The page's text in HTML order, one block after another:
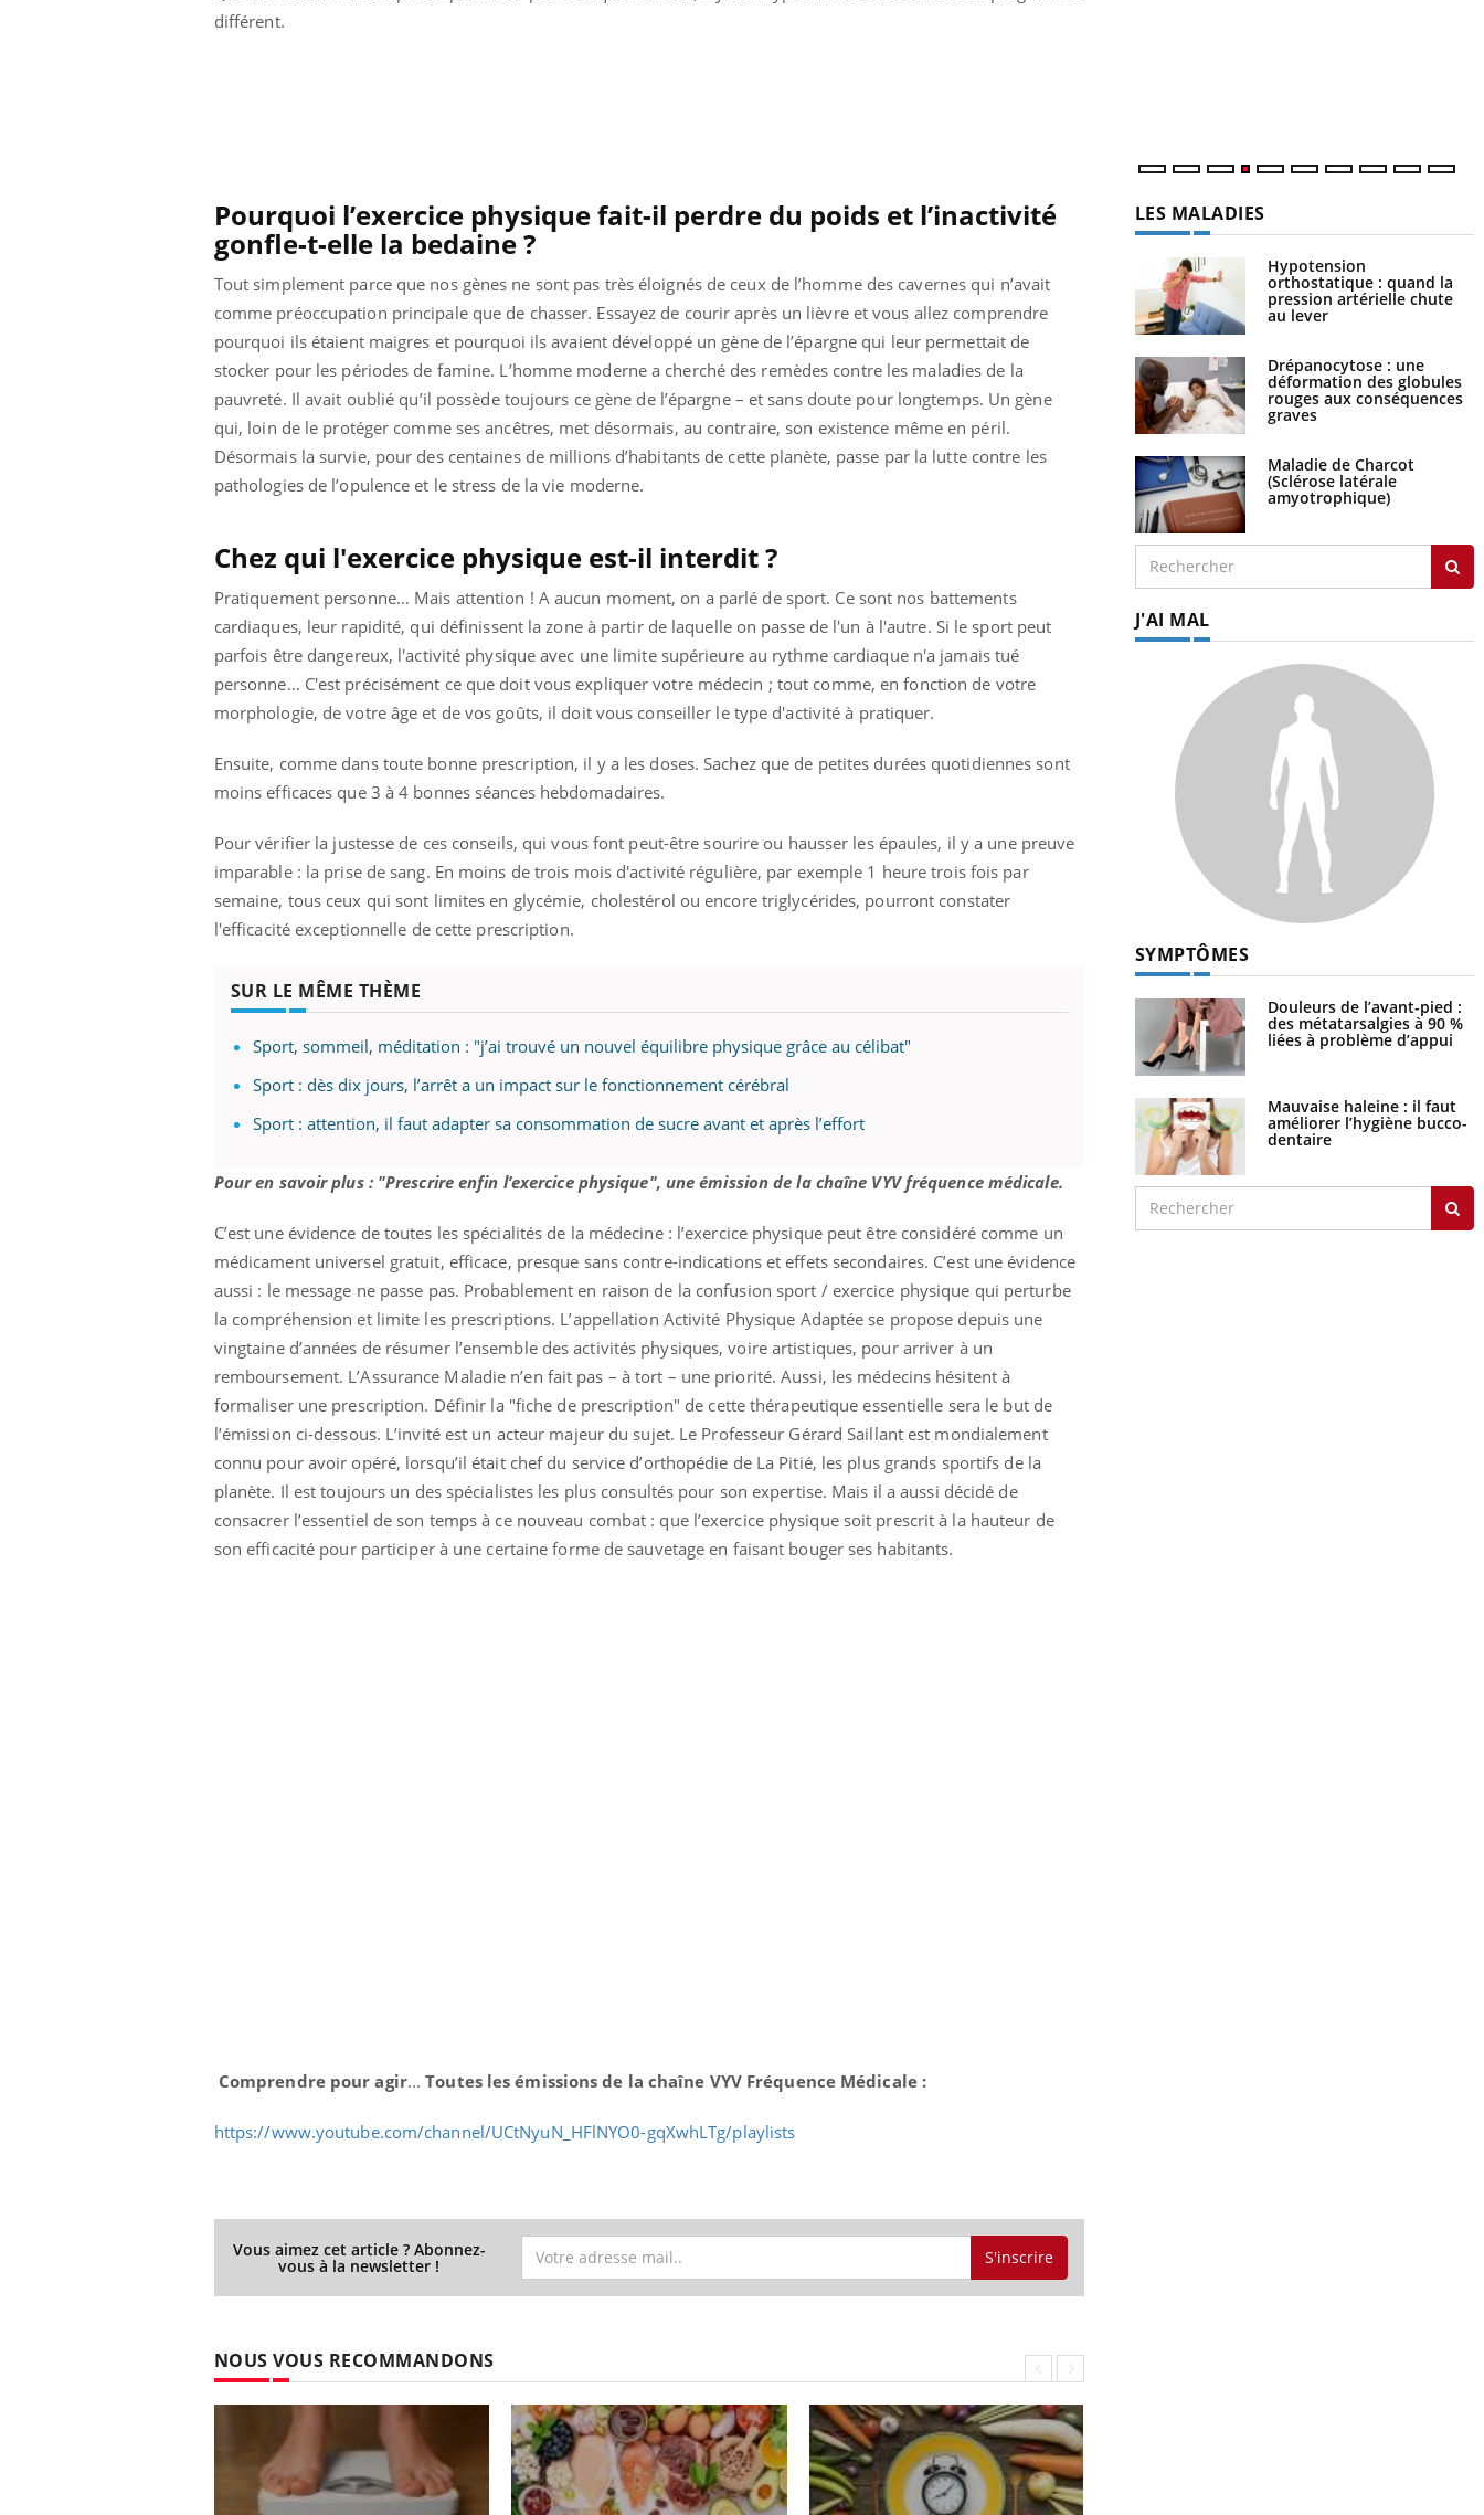
différent.
Pourquoi l’exercice physique fait-il perdre du poids et l’inactivité
gonfle-t-elle la bedaine ?
Tout simplement parce que nos gènes ne sont pas très éloignés de ceux de l’homme des cavernes qui n’avait
comme préoccupation principale que de chasser. Essayez de courir après un lièvre et vous allez comprendre
pourquoi ils étaient maigres et pourquoi ils avaient développé un gène de l’épargne qui leur permettait de
stocker pour les périodes de famine. L’homme moderne a cherché des remèdes contre les maladies de la
pauvreté. Il avait oublié qu’il possède toujours ce gène de l’épargne – et sans doute pour longtemps. Un gène
qui, loin de le protéger comme ses ancêtres, met désormais, au contraire, son existence même en péril.
Désormais la survie, pour des centaines de millions d’habitants de cette planète, passe par la lutte contre les
pathologies de l’opulence et le stress de la vie moderne.
Chez qui l'exercice physique est-il interdit ?
Pratiquement personne… Mais attention ! A aucun moment, on a parlé de sport. Ce sont nos battements
cardiaques, leur rapidité, qui définissent la zone à partir de laquelle on passe de l'un à l'autre. Si le sport peut
parfois être dangereux, l'activité physique avec une limite supérieure au rythme cardiaque n'a jamais tué
personne… C'est précisément ce que doit vous expliquer votre médecin ; tout comme, en fonction de votre
morphologie, de votre âge et de vos goûts, il doit vous conseiller le type d'activité à pratiquer.
Ensuite, comme dans toute bonne prescription, il y a les doses. Sachez que de petites durées quotidiennes sont
moins efficaces que 3 à 4 bonnes séances hebdomadaires.
Pour vérifier la justesse de ces conseils, qui vous font peut-être sourire ou hausser les épaules, il y a une preuve
imparable : la prise de sang. En moins de trois mois d'activité régulière, par exemple 1 heure trois fois par
semaine, tous ceux qui sont limites en glycémie, cholestérol ou encore triglycérides, pourront constater
l'efficacité exceptionnelle de cette prescription.
SUR LE MÊME THÈME
Sport, sommeil, méditation : "j’ai trouvé un nouvel équilibre physique grâce au célibat"
Sport : dès dix jours, l’arrêt a un impact sur le fonctionnement cérébral
Sport : attention, il faut adapter sa consommation de sucre avant et après l’effort
Pour en savoir plus : "Prescrire enfin l’exercice physique", une émission de la chaîne VYV fréquence médicale.
C’est une évidence de toutes les spécialités de la médecine : l’exercice physique peut être considéré comme un
médicament universel gratuit, efficace, presque sans contre-indications et effets secondaires. C’est une évidence
aussi : le message ne passe pas. Probablement en raison de la confusion sport / exercice physique qui perturbe
la compréhension et limite les prescriptions. L’appellation Activité Physique Adaptée se propose depuis une
vingtaine d’années de résumer l’ensemble des activités physiques, voire artistiques, pour arriver à un
remboursement. L’Assurance Maladie n’en fait pas – à tort – une priorité. Aussi, les médecins hésitent à
formaliser une prescription. Définir la "fiche de prescription" de cette thérapeutique essentielle sera le but de
l’émission ci-dessous. L’invité est un acteur majeur du sujet. Le Professeur Gérard Saillant est mondialement
connu pour avoir opéré, lorsqu’il était chef du service d’orthopédie de La Pitié, les plus grands sportifs de la
planète. Il est toujours un des spécialistes les plus consultés pour son expertise. Mais il a aussi décidé de
consacrer l’essentiel de son temps à ce nouveau combat : que l’exercice physique soit prescrit à la hauteur de
son efficacité pour participer à une certaine forme de sauvetage en faisant bouger ses habitants.
Comprendre pour agir...Toutes les émissions de la chaîne VYV Fréquence Médicale :
https://www.youtube.com/channel/UCtNyuN_HFlNYO0-gqXwhLTg/playlists
Vous aimez cet article ? Abonnez-
vous à la newsletter ! S'inscrire
NOUS VOUS RECOMMANDONS
LES MALADIES
Hypotension
orthostatique : quand la
pression artérielle chute
au lever
Drépanocytose : une
déformation des globules
rouges aux conséquences
graves
Maladie de Charcot
(Sclérose latérale
amyotrophique)
J'AI MAL
SYMPTÔMES
Douleurs de l’avant-pied :
des métatarsalgies à 90 %
liées à problème d’appui
Mauvaise haleine : il faut
améliorer l’hygiène bucco-
dentaire